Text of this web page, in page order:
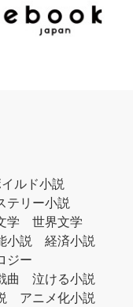
ルド小説
テリー小説
学
世界文学
小説
経済小説
ジー
曲
泣ける小説
アニメ化小説